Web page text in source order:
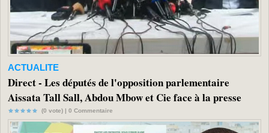
ACTUALITE
Direct - Les députés de l'opposition parlementaire
Aissata Tall Sall, Abdou Mbow et Cie face à la presse
(0 vote) | 0 Commentaire